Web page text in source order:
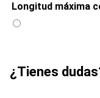
Longitud máxima
¿Tienes